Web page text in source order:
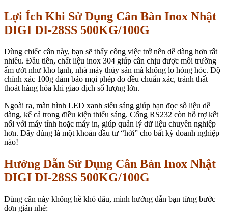
Lợi Ích Khi Sử Dụng Cân Bàn Inox Nhật
DIGI DI-28SS 500KG/100G
Dùng chiếc cân này, bạn sẽ thấy công việc trở nên dễ dàng hơn rất
nhiều. Đầu tiên, chất liệu inox 304 giúp cân chịu được môi trường
ẩm ướt như kho lạnh, nhà máy thủy sản mà không lo hỏng hóc. Độ
chính xác 100g đảm bảo mọi phép đo đều chuẩn xác, tránh thất
thoát hàng hóa khi giao dịch số lượng lớn.
Ngoài ra, màn hình LED xanh siêu sáng giúp bạn đọc số liệu dễ
dàng, kể cả trong điều kiện thiếu sáng. Cổng RS232 còn hỗ trợ kết
nối với máy tính hoặc máy in, giúp quản lý dữ liệu chuyên nghiệp
hơn. Đây đúng là một khoản đầu tư “hời” cho bất kỳ doanh nghiệp
nào!
Hướng Dẫn Sử Dụng Cân Bàn Inox Nhật
DIGI DI-28SS 500KG/100G
Dùng cân này không hề khó đâu, mình hướng dẫn bạn từng bước
đơn giản nhé: